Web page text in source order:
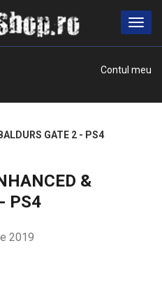
Contul meu
GATE 2 - PS4
&
PS4
2019